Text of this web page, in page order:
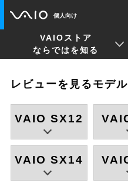
個人向け
VAIOストア
ならではを知る
レビューを見るモデ
VAIO SX12
VAIO SX14